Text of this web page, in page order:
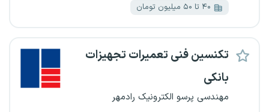
۴۰ تا ۵۰ میلیون تومان
تکنسین فنی تعمیرات تجهیزات
بانکی
مهندسی پرسو الکترونیک رادمهر